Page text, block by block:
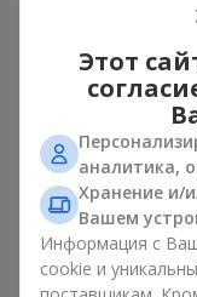
Букет "Очарование
нежности"
3 699 грн
Этот
аналитика,
Хранение и/
Вашем
Информация с
cookie и